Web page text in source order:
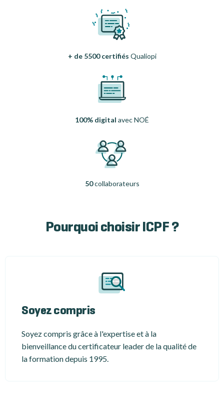
+ de 5500 certifiés Qualiopi
100% digital avec NOÉ
50collaborateurs
Pourquoi choisir ICPF ?
Soyez compris
Soyez compris grâce à l'expertise et à la
bienveillance du certificateur leader de la qualité de
la formation depuis 1995.